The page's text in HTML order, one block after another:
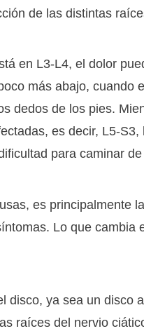
de las distintas
en L3-L4, el dolor
más abajo, cuando
dedos de los pies.
es decir, L5-
para caminar
es principalmente
Lo que cambia
disco, ya sea un disco
raíces del nervio